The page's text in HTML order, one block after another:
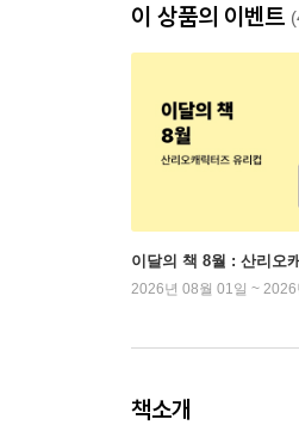
이 상품의 이벤트
이달의 책 8월 : 산리오
2026년 08월 01일 ~ 2026
책소개